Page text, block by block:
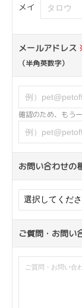
メイ
メールアドレス
（半角英数字）
確認のため、もう
お問い合わせの
ご質問・お問い